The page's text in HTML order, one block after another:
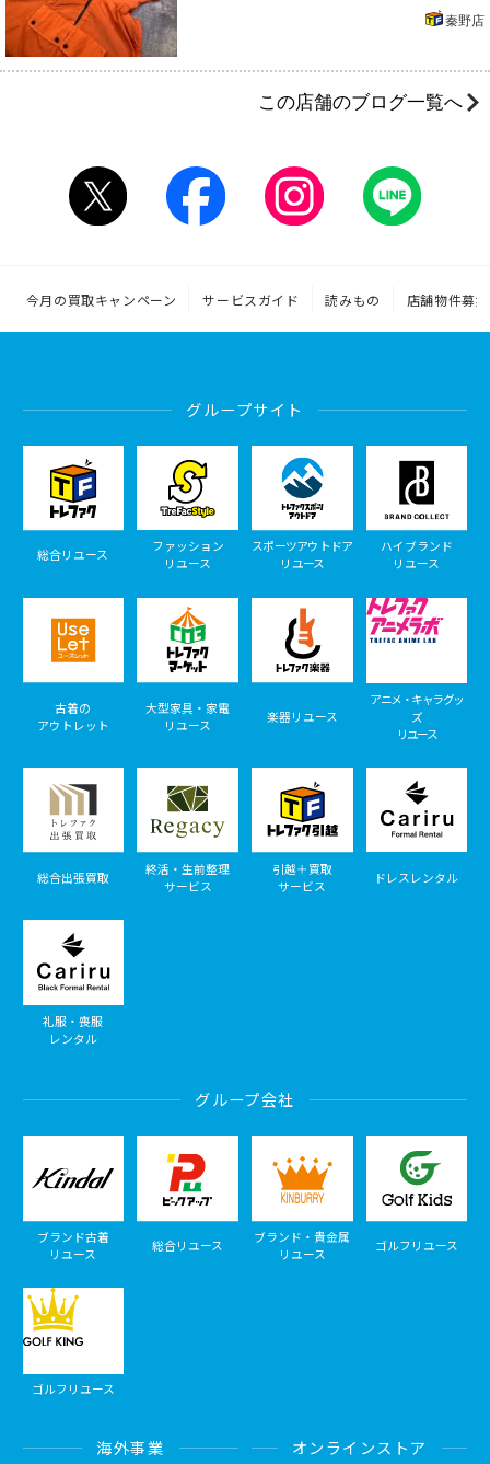
秦野店
この店舗のブログ一覧へ
今月の買取キャンペーン サービスガイド 読みもの 店舗物件募集
グループサイト
総合リユース
ファッション
リユース
スポーツアウトドア
リユース
ハイブランド
リユース
古着の
アウトレット
大型家具・家電
リユース
楽器リユース
アニメ・キャラグッ
ズ
リユース
総合出張買取
終活・生前整理
サービス
引越＋買取
サービス
ドレスレンタル
礼服・喪服
レンタル
グループ会社
ブランド古着
リユース
総合リユース
ブランド・貴金属
リユース
ゴルフリユース
ゴルフリユース
海外事業 オンラインストア